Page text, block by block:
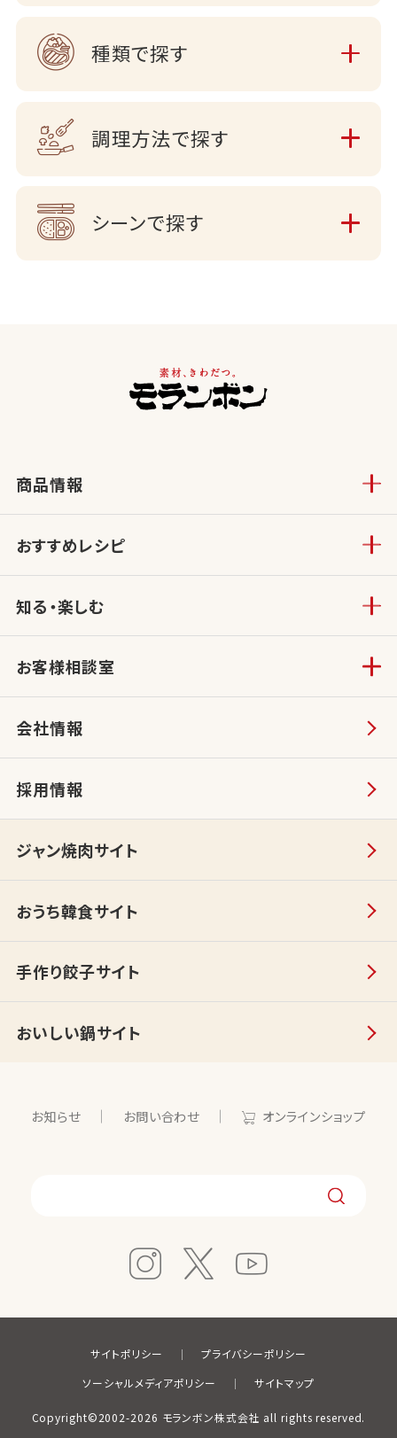
種類で探す
調理方法で探す
シーンで探す
商品情報
おすすめレシピ
知る・楽しむ
お客様相談室
会社情報
採用情報
ジャン焼肉サイト
おうち韓食サイト
手作り餃子サイト
おいしい鍋サイト
お知らせ お問い合わせ オンラインショップ
Copyright©2002-2026 モランボン株式会社 all rights reserved.
サイトポリシー
プライバシーポリシー
ソーシャルメディアポリシー
サイトマップ